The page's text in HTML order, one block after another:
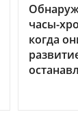
часы-
когда